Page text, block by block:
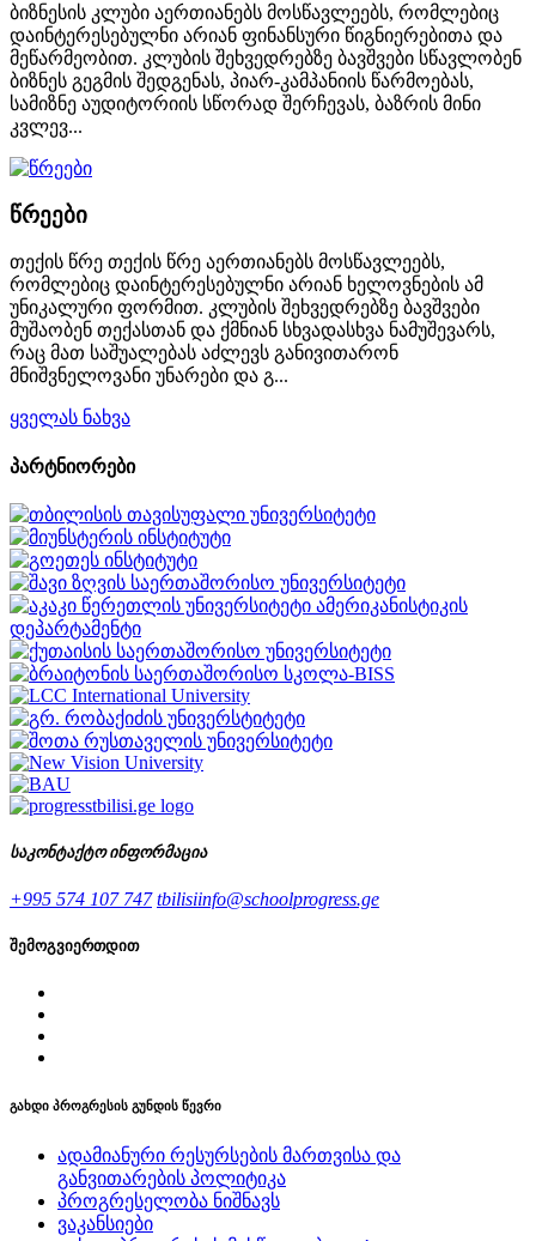
ბიზნესის კლუბი აერთიანებს მოსწავლეებს, რომლებიც
დაინტერესებულნი არიან ფინანსური წიგნიერებითა და
მეწარმეობით. კლუბის შეხვედრებზე ბავშვები სწავლობენ
ბიზნეს გეგმის შედგენას, პიარ-კამპანიის წარმოებას,
სამიზნე აუდიტორიის სწორად შერჩევას, ბაზრის მინი
კვლევ...
წრეები
თექის წრე თექის წრე აერთიანებს მოსწავლეებს,
რომლებიც დაინტერესებულნი არიან ხელოვნების ამ
უნიკალური ფორმით. კლუბის შეხვედრებზე ბავშვები
მუშაობენ თექასთან და ქმნიან სხვადასხვა ნამუშევარს,
რაც მათ საშუალებას აძლევს განივითარონ
მნიშვნელოვანი უნარები და გ...
ყველას ნახვა
პარტნიორები
საკონტაქტო ინფორმაცია
+995 574 107 747 tbilisiinfo@schoolprogress.ge
შემოგვიერთდით
გახდი პროგრესის გუნდის წევრი
ადამიანური რესურსების მართვისა და
განვითარების პოლიტიკა
პროგრესელობა ნიშნავს
ვაკანსიები